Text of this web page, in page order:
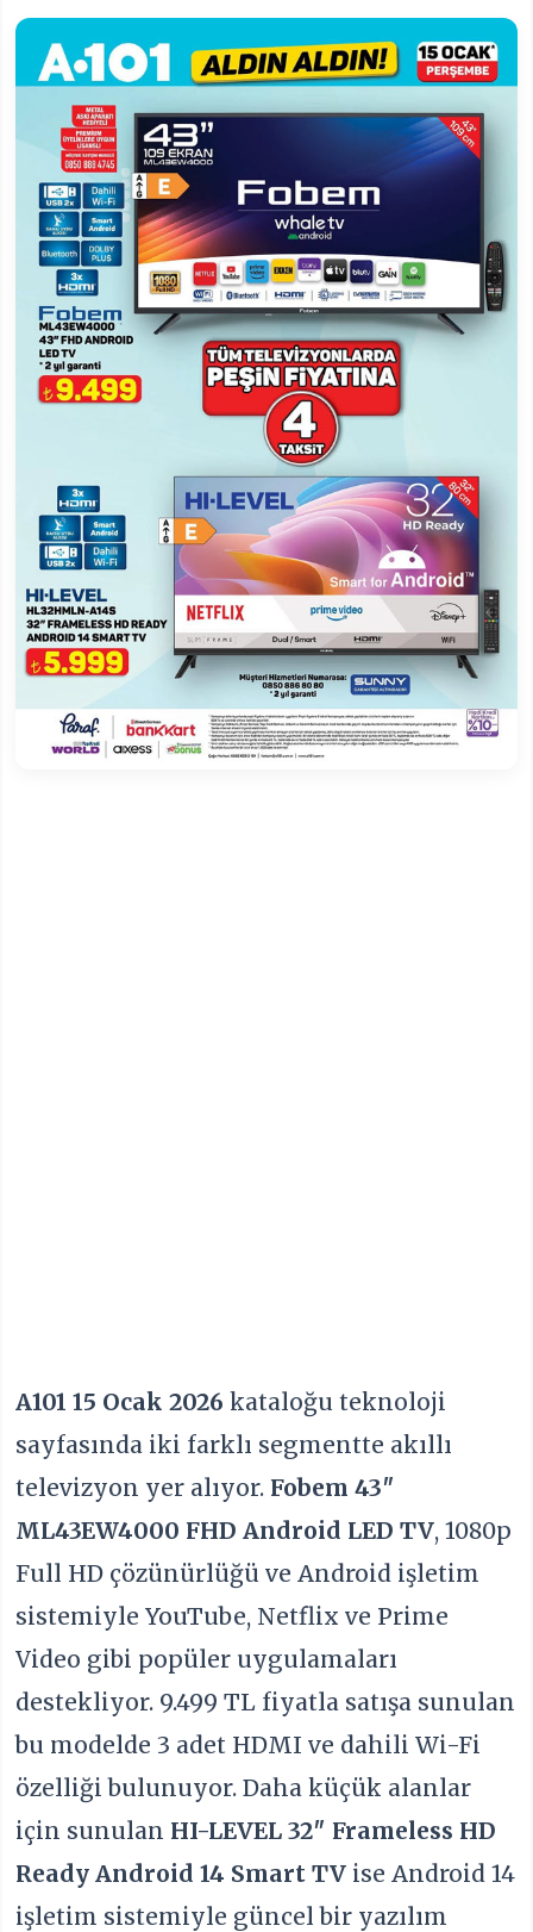
A101 15 Ocak 2026 kataloğu teknoloji
sayfasında iki farklı segmentte akıllı
televizyon yer alıyor. Fobem 43″
ML43EW4000 FHD Android LED TV, 1080p
Full HD çözünürlüğü ve Android işletim
sistemiyle YouTube, Netflix ve Prime
Video gibi popüler uygulamaları
destekliyor. 9.499 TL fiyatla satışa sunulan
bu modelde 3 adet HDMI ve dahili Wi-Fi
özelliği bulunuyor. Daha küçük alanlar
için sunulan HI-LEVEL 32″ Frameless HD
Ready Android 14 Smart TV ise Android 14
işletim sistemiyle güncel bir yazılım